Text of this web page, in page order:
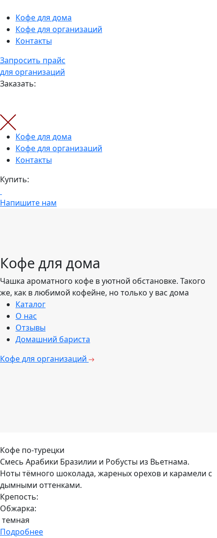
Кофе для дома
Кофе для организаций
Контакты
Запросить прайс
для организаций
Заказать:
Кофе для дома
Кофе для организаций
Контакты
Купить:
Напишите нам
Кофе для дома
Чашка ароматного кофе в уютной обстановке. Такого
же, как в любимой кофейне, но только у вас дома
Каталог
О нас
Отзывы
Домашний бариста
Кофе для организаций
Кофе по-турецки
Смесь Арабики Бразилии и Робусты из Вьетнама.
Ноты тёмного шоколада, жареных орехов и карамели с
дымными оттенками.
Крепость:
Обжарка:
темная
Подробнее